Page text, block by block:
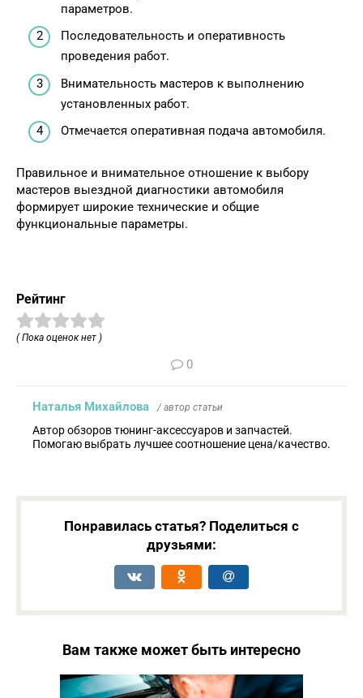
параметров.
Последовательность и оперативность
проведения работ.
Внимательность мастеров к выполнению
установленных работ.
Отмечается оперативная подача автомобиля.
Правильное и внимательное отношение к выбору
мастеров выездной диагностики автомобиля
формирует широкие технические и общие
функциональные параметры.
Рейтинг
( Пока оценок нет )
0
Наталья Михайлова / автор статьи
Автор обзоров тюнинг-аксессуаров и запчастей.
Помогаю выбрать лучшее соотношение цена/качество.
Понравилась статья? Поделиться с
друзьями:
Вам также может быть интересно